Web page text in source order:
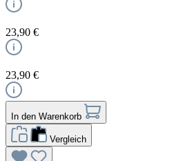
23,90 €
23,90 €
In den Warenkorb
Vergleich